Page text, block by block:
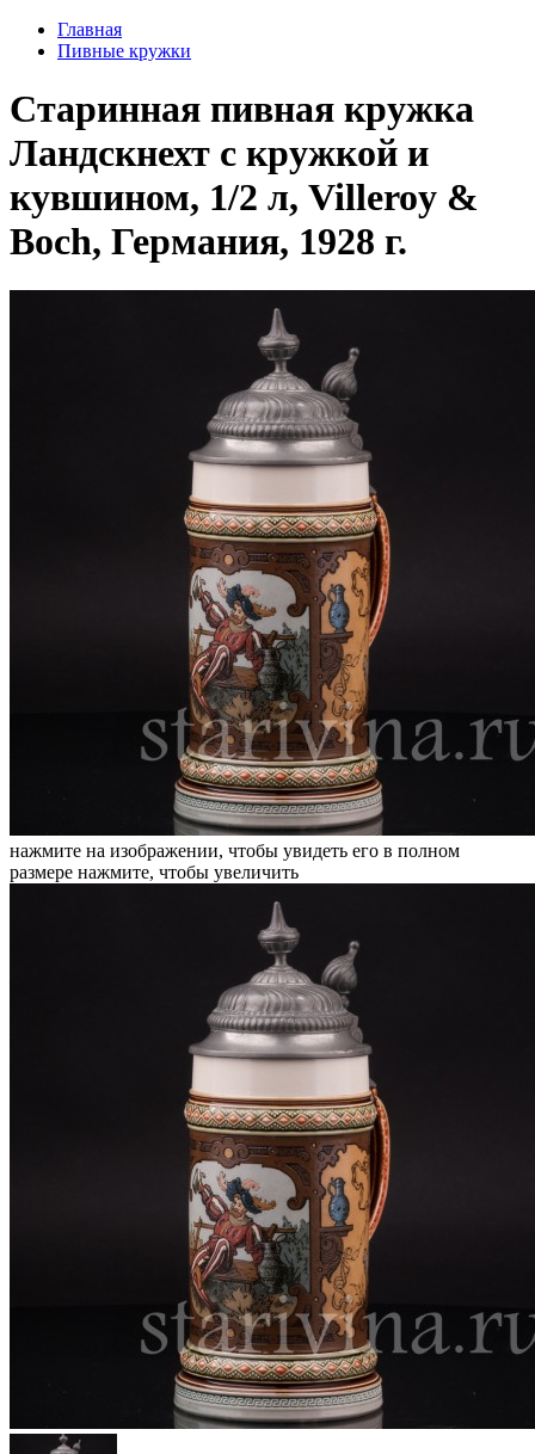
Главная
Пивные кружки
Старинная пивная кружка
Ландскнехт с кружкой и
кувшином, 1/2 л, Villeroy &
Boch, Германия, 1928 г.
нажмите на изображении, чтобы увидеть его в полном
размере нажмите, чтобы увеличить